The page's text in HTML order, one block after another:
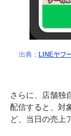
出典： LINEヤフ
さらに、店舗独
配信すると、対
ど、当日の売上